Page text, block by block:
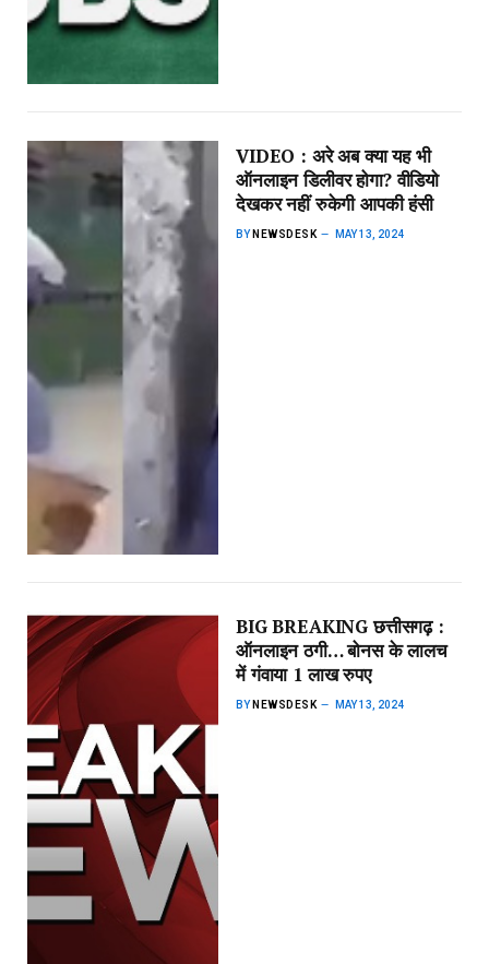
VIDEO : अरे अब क्या यह भी
ऑनलाइन डिलीवर होगा? वीडियो
देखकर नहीं रुकेगी आपकी हंसी
BY NEWSDESK MAY 13, 2024
BIG BREAKING छत्तीसगढ़ :
ऑनलाइन ठगी… बोनस के लालच
में गंवाया 1 लाख रुपए
BY NEWSDESK MAY 13, 2024